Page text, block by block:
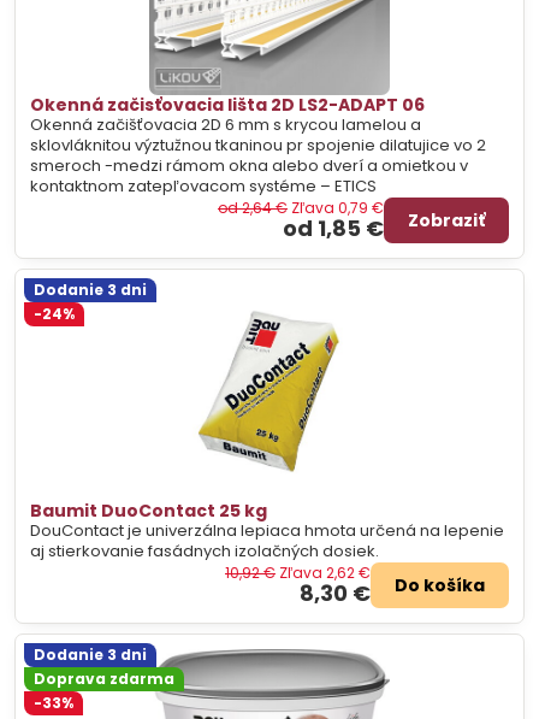
Okenná začisťovacia lišta 2D LS2-ADAPT 06
Okenná začišťovacia 2D 6 mm s krycou lamelou a
sklovláknitou výztužnou tkaninou pr spojenie dilatujice vo 2
smeroch -medzi rámom okna alebo dverí a omietkou v
kontaktnom zatepľovacom systéme – ETICS
od 1,85 €
od 2,64 € Zľava 0,79 €
Zobraziť
Baumit DuoContact 25 kg
Dodanie 3 dni
-24%
DouContact je univerzálna lepiaca hmota určená na lepenie
aj stierkovanie fasádnych izolačných dosiek.
8,30 €
10,92 € Zľava 2,62 €
Do košíka
Dodanie 3 dni
Doprava zdarma
-33%